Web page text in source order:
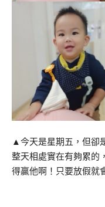
▲今天是星期五，但卻
整天相處實在有夠累的
得贏他啊！只要放假就